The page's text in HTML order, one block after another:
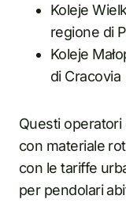
Koleje
regione di
Koleje
di Cracovia
Questi
con materiale
con le tariffe
per pendolari